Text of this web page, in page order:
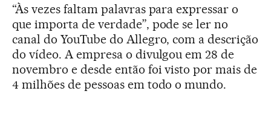
“Às vezes faltam palavras para expressar o
que importa de verdade”, pode se ler no
canal do YouTube do Allegro, com a descrição
do vídeo. A empresa o divulgou em 28 de
novembro e desde então foi visto por mais de
4 milhões de pessoas em todo o mundo.